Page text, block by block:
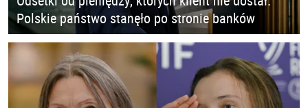
Polskie państwo stanęło po stronie banków